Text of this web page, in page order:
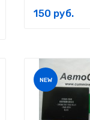
150 руб.
NEW